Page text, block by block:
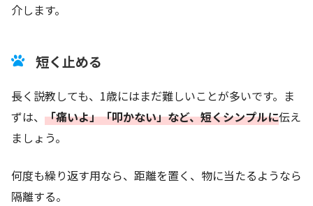
介します。
短く止める
長く説教しても、1歳にはまだ難しいことが多いです。ま
ずは、 「痛いよ」「叩かない」など、短くシンプルに伝え
ましょう。
何度も繰り返す用なら、距離を置く、物に当たるようなら
隔離する。